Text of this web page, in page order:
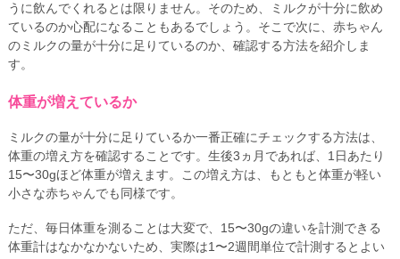
うに飲んでくれるとは限りません。そのため、ミルクが十分に飲め
ているのか心配になることもあるでしょう。そこで次に、赤ちゃん
のミルクの量が十分に足りているのか、確認する方法を紹介しま
す。
体重が増えているか
ミルクの量が十分に足りているか一番正確にチェックする方法は、
体重の増え方を確認することです。生後3ヵ月であれば、1日あたり
15〜30gほど体重が増えます。この増え方は、もともと体重が軽い
小さな赤ちゃんでも同様です。
ただ、毎日体重を測ることは大変で、15〜30gの違いを計測できる
体重計はなかなかないため、実際は1〜2週間単位で計測するとよい